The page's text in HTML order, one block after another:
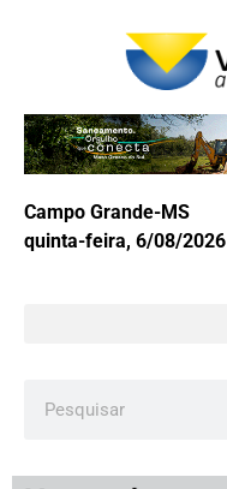
Campo Grande-MS
quinta-feira, 6/08/2026